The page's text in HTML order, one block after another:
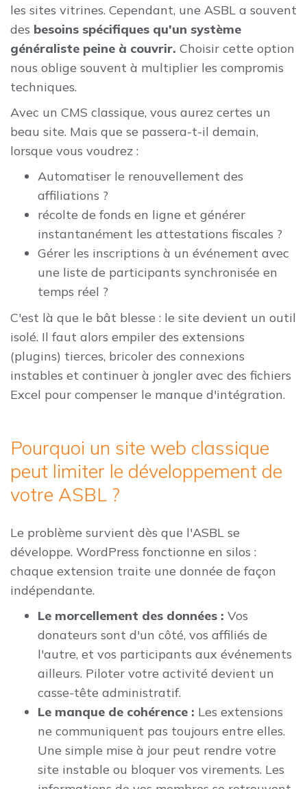
les sites vitrines. Cependant, une ASBL a souvent
des besoins spécifiques qu'un système
généraliste peine à couvrir. Choisir cette option
nous oblige souvent à multiplier les compromis
techniques.
Avec un CMS classique, vous aurez certes un
beau site. Mais que se passera-t-il demain,
lorsque vous voudrez :
Automatiser le renouvellement des
affiliations ?
récolte de fonds en ligne et générer
instantanément les attestations fiscales ?
Gérer les inscriptions à un événement avec
une liste de participants synchronisée en
temps réel ?
C'est là que le bât blesse : le site devient un outil
isolé. Il faut alors empiler des extensions
(plugins) tierces, bricoler des connexions
instables et continuer à jongler avec des fichiers
Excel pour compenser le manque d'intégration.
Pourquoi un site web classique
peut limiter le développement de
votre ASBL ?
Le problème survient dès que l'ASBL se
développe. WordPress fonctionne en silos :
chaque extension traite une donnée de façon
indépendante.
Le morcellement des données : Vos
donateurs sont d'un côté, vos affiliés de
l'autre, et vos participants aux événements
ailleurs. Piloter votre activité devient un
casse-tête administratif.
Le manque de cohérence : Les extensions
ne communiquent pas toujours entre elles.
Une simple mise à jour peut rendre votre
site instable ou bloquer vos virements. Les